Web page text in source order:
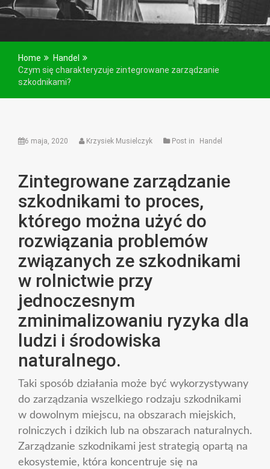
Home
Handel
Czym się charakteryzuje zintegrowane zarządzanie
szkodnikami?
6 maja, 2020 Krzysiek Musielczyk Post in Handel
Zintegrowane zarządzanie
szkodnikami to proces,
którego można użyć do
rozwiązania problemów
związanych ze szkodnikami
w rolnictwie przy
jednoczesnym
zminimalizowaniu ryzyka dla
ludzi i środowiska
naturalnego.
Taki sposób działania może być wykorzystywany
do zarządzania wszelkiego rodzaju szkodnikami
w dowolnym miejscu, na obszarach miejskich,
rolniczych i dzikich lub na obszarach naturalnych.
Zarządzanie szkodnikami jest strategią opartą na
ekosystemie, która koncentruje się na